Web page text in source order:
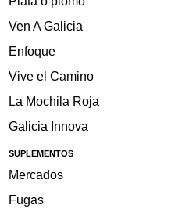
Ven A Galicia
Enfoque
Vive el Camino
La Mochila Roja
Galicia Innova
SUPLEMENTOS
Mercados
Fugas